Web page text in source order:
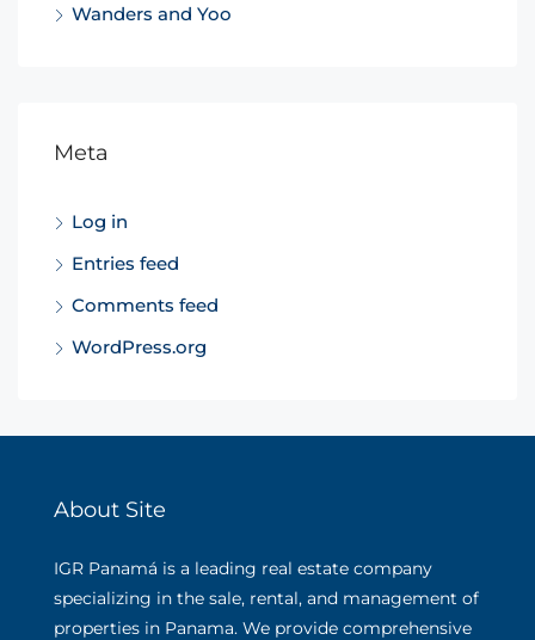
Wanders and Yoo
Meta
Log in
Entries feed
Comments feed
WordPress.org
About Site
IGR Panamá is a leading real estate company
specializing in the sale, rental, and management of
properties in Panama. We provide comprehensive